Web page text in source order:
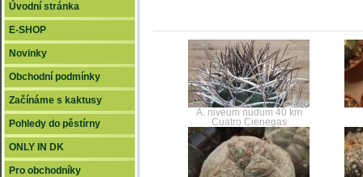
A. niveum nudum 40 km
Cuatro Cienegas
Úvodní stránka
E-SHOP
Novinky
Obchodní podmínky
Začínáme s kaktusy
Pohledy do pěstírny
ONLY IN DK
Pro obchodníky